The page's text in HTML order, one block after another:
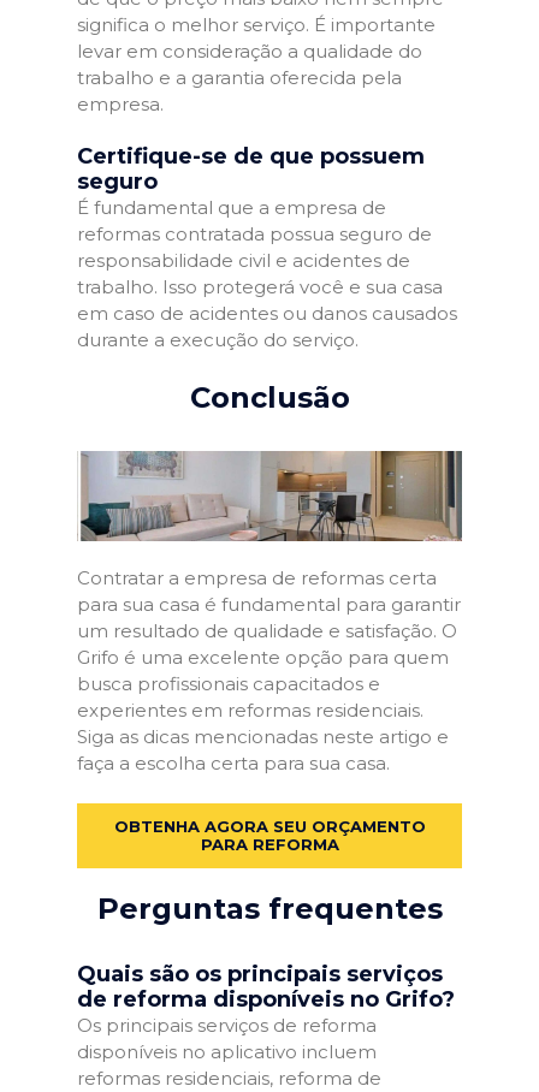
significa o melhor serviço. É importante
levar em consideração a qualidade do
trabalho e a garantia oferecida pela
empresa.
Certifique-se de que possuem
seguro
É fundamental que a empresa de
reformas contratada possua seguro de
responsabilidade civil e acidentes de
trabalho. Isso protegerá você e sua casa
em caso de acidentes ou danos causados
durante a execução do serviço.
Conclusão
Contratar a empresa de reformas certa
para sua casa é fundamental para garantir
um resultado de qualidade e satisfação. O
Grifo é uma excelente opção para quem
busca profissionais capacitados e
experientes em reformas residenciais.
Siga as dicas mencionadas neste artigo e
faça a escolha certa para sua casa.
OBTENHA AGORA SEU ORÇAMENTO
PARA REFORMA
Perguntas frequentes
Quais são os principais serviços
de reforma disponíveis no Grifo?
Os principais serviços de reforma
disponíveis no aplicativo incluem
reformas residenciais, reforma de